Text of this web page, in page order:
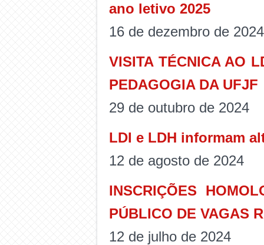
ano letivo 2025
16 de dezembro de 2024
VISITA TÉCNICA AO
PEDAGOGIA DA UFJF
29 de outubro de 2024
LDI e LDH informam
12 de agosto de 2024
INSCRIÇÕES
PÚBLICO DE VAGAS
12 de julho de 2024